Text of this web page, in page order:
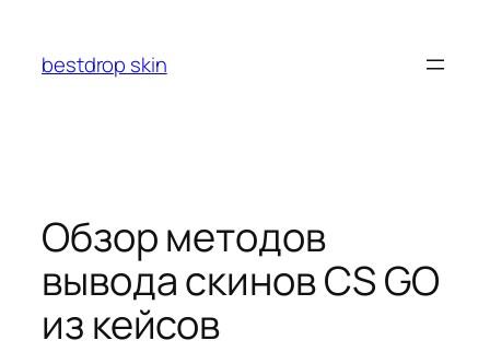
содержимому
bestdrop skin
Обзор методов
вывода скинов CS GO
из кейсов